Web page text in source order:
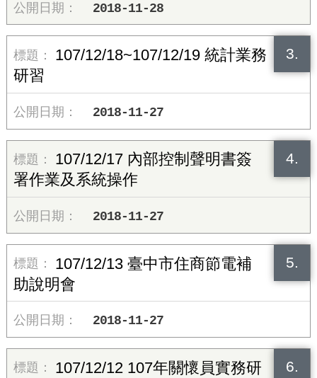
2018-11-28
3.
107/12/18~107/12/19 統計業務
研習
2018-11-27
4.
107/12/17 內部控制聲明書簽
署作業及系統操作
2018-11-27
5.
107/12/13 臺中市住商節電補
助說明會
2018-11-27
6.
107/12/12 107年關懷員實務研